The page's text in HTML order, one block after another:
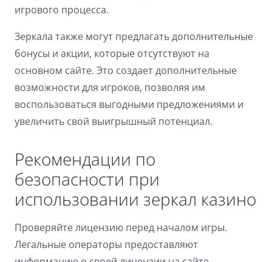
игрового процесса.
Зеркала также могут предлагать дополнительные
бонусы и акции, которые отсутствуют на
основном сайте. Это создает дополнительные
возможности для игроков, позволяя им
воспользоваться выгодными предложениями и
увеличить свой выигрышный потенциал.
Рекомендации по
безопасности при
использовании зеркал казино
Проверяйте лицензию перед началом игры.
Легальные операторы предоставляют